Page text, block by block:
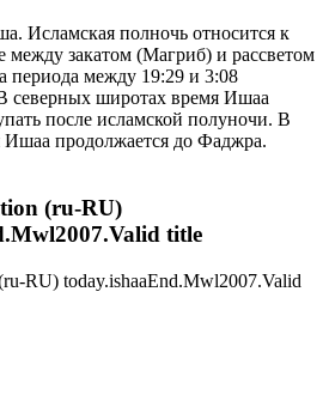
Исламская полночь относится к
между закатом (Магриб) и рассветом
периода между 19:29 и 3:08
северных широтах время Ишаа
после исламской полуночи. В
Ишаа продолжается до Фаджра.
(ru-RU)
title
RU) today.ishaaEnd.Mwl2007.Valid